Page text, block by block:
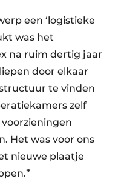
een ‘logistieke
was het
na ruim dertig jaar
door elkaar
te vinden
zelf
Het was voor ons
nieuwe plaatje